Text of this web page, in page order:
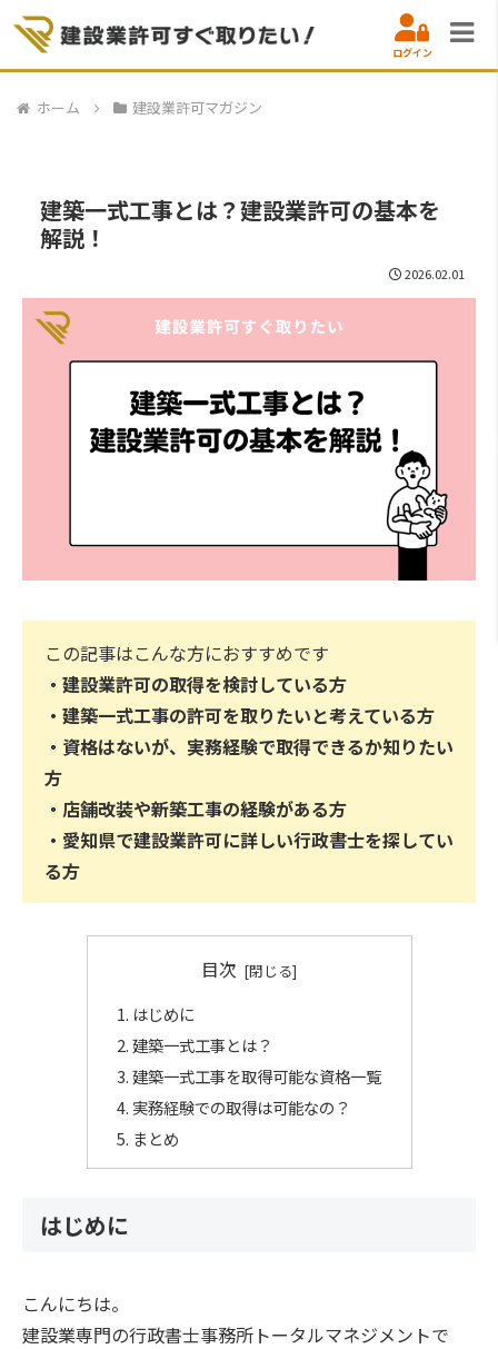
ログイン
ホーム 建設業許可マガジン
建築一式工事とは？建設業許可の基本を
解説！
2026.02.01
この記事はこんな方におすすめです
・建設業許可の取得を検討している方
・建築一式工事の許可を取りたいと考えている方
・資格はないが、実務経験で取得できるか知りたい
方
・店舗改装や新築工事の経験がある方
・愛知県で建設業許可に詳しい行政書士を探してい
る方
目次
はじめに
建築一式工事とは？
建築一式工事を取得可能な資格一覧
実務経験での取得は可能なの？
まとめ
はじめに
こんにちは。
建設業専門の行政書士事務所トータルマネジメントで